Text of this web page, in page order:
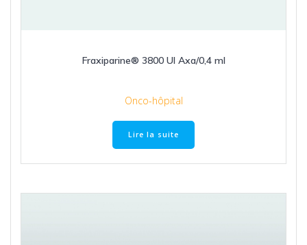
Fraxiparine® 3800 UI Axa/0,4 ml
Onco-hôpital
Lire la suite